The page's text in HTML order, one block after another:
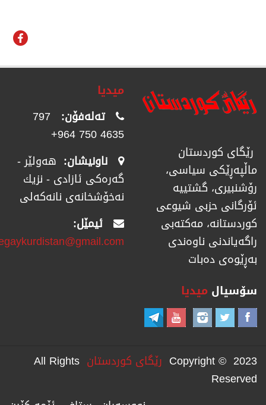
رێگای كوردستان
ماڵپەڕێكی سیاسی،
رۆشنبیری، گشتییە
ئۆرگانی حزبی شیوعی
كوردستانە، مەكتەبی
راگەیاندنی ناوەندی
بەڕێوەی دەبات
میدیا
تەلەفۆن: 797
4635 750 964+
ناونیشان: هەولێر -
گەرەکی ئازادی - نزیك
نەخۆشخانەی نانەکەلی
ئیمێل:
سۆسیال میدیا
Copyright © 2023 رێگای كوردستان All Rights
Reserved